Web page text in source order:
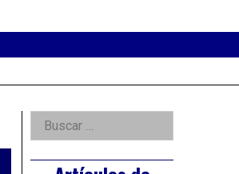
Right
Asides
Buscar: